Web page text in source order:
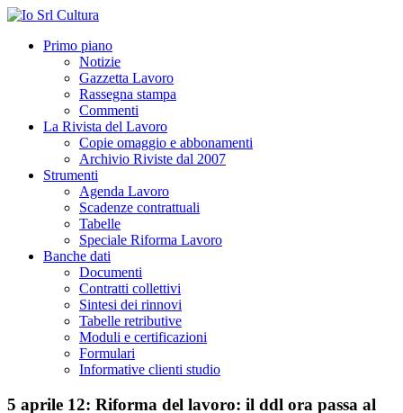
Primo piano
Notizie
Gazzetta Lavoro
Rassegna stampa
Commenti
La Rivista del Lavoro
Copie omaggio e abbonamenti
Archivio Riviste dal 2007
Strumenti
Agenda Lavoro
Scadenze contrattuali
Tabelle
Speciale Riforma Lavoro
Banche dati
Documenti
Contratti collettivi
Sintesi dei rinnovi
Tabelle retributive
Moduli e certificazioni
Formulari
Informative clienti studio
5 aprile 12: Riforma del lavoro: il ddl ora passa al